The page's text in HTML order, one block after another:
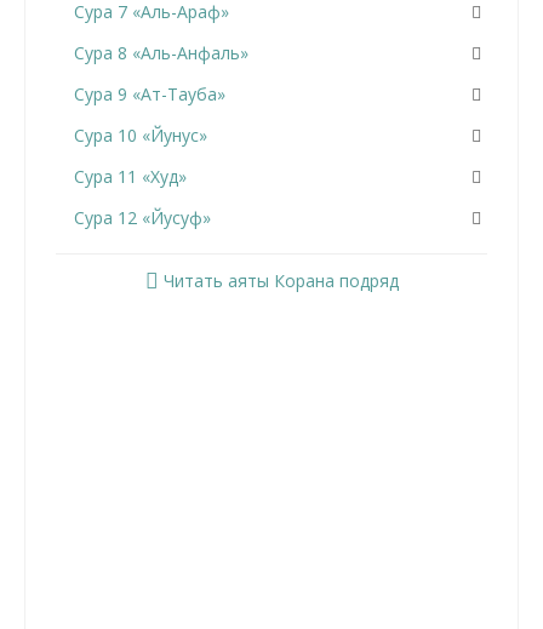
Сура 7 «Аль-Араф»
Сура 8 «Аль-Анфаль»
Сура 9 «Ат-Тауба»
Сура 10 «Йунус»
Сура 11 «Худ»
Сура 12 «Йусуф»
Читать аяты Корана подряд